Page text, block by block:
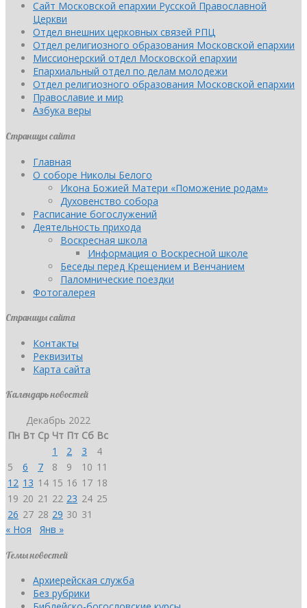
Сайт Московской епархии Русской Православной
Церкви
Отдел внешних церковных связей РПЦ
Отдел религиозного образования Московской епархии
Миссионерский отдел Московской епархии
Епархиальный отдел по делам молодежи
Отдел религиозного образования Московской епархии
Православие и мир
Азбука веры
Страницы сайта
Главная
О соборе Николы Белого
Икона Божией Матери «Поможение родам»
Духовенство собора
Расписание богослужений
Деятельность прихода
Воскресная школа
Информация о Воскресной школе
Беседы перед Крещением и Венчанием
Паломнические поездки
Фотогалерея
Страницы сайта
Контакты
Реквизиты
Карта сайта
Календарь новостей
Декабрь 2022
Пн Вт Ср Чт Пт Сб Вс
1
2 3
4
5
6 7 8 9 10 11
12 13 14 15 16 17 18
19 20 21 22 23 24 25
26 27 28 29 30 31
« Ноя
Янв »
Темы новостей
Архиерейская служба
Без рубрики